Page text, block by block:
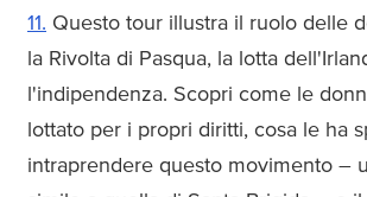
11. Questo tour illustra il ruolo delle
la Rivolta di Pasqua, la lotta
l'indipendenza. Scopri come le
lottato per i propri diritti, cosa le ha
intraprendere questo movimento –